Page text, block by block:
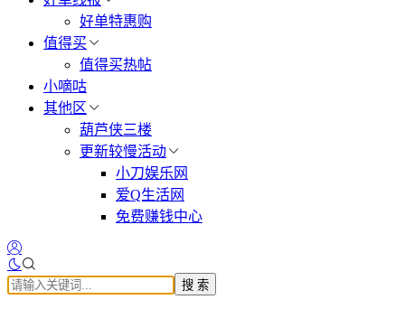
好单特惠购
值得买
值得买热帖
小嘀咕
其他区
葫芦侠三楼
更新较慢活动
小刀娱乐网
爱Q生活网
免费赚钱中心
搜 索